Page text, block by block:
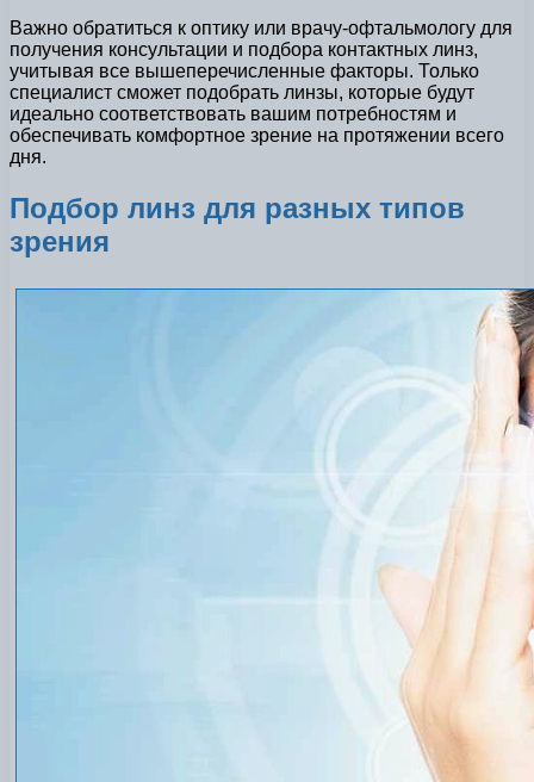
Важно обратиться к оптику или врачу-офтальмологу для
получения консультации и подбора контактных линз,
учитывая все вышеперечисленные факторы. Только
специалист сможет подобрать линзы, которые будут
идеально соответствовать вашим потребностям и
обеспечивать комфортное зрение на протяжении всего
дня.
Подбор линз для разных типов
зрения